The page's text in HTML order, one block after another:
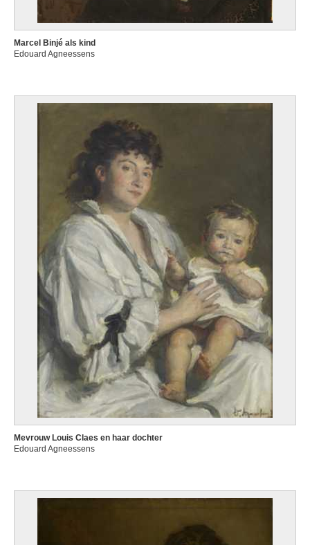
Marcel Binjé als kind
Edouard Agneessens
Mevrouw Louis Claes en haar dochter
Edouard Agneessens